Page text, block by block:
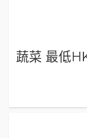
蔬菜 最低